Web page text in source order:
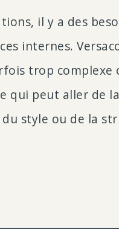
il y a des
internes.
trop
qui peut aller de
du style ou de la